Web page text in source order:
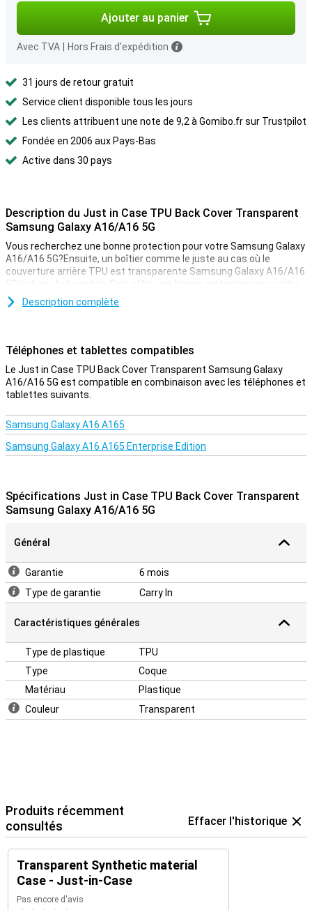
Ajouter au panier
Avec TVA Hors Frais d'expédition
31 jours de retour gratuit
Service client disponible tous les jours
Les clients attribuent une note de 9,2 à Gomibo.fr sur Trustpilot
Fondée en 2006 aux Pays-Bas
Active dans 30 pays
Description du Just in Case TPU Back Cover Transparent
Samsung Galaxy A16/A16 5G
Vous recherchez une bonne protection pour votre Samsung Galaxy
A16/A16 5G?Ensuite, un boîtier comme le juste au cas où le
couverture arrière TPU est transparente Samsung Galaxy A16/A16
5G est une belle option.Cela offre une bonne protection pour votre
téléphone.
deviennent plus petites et vous gardez votre téléphone beau plus
longtemps.
Protection et transparence
protège contre les dommages les plus courants.Tomber, bosses
et rayures.Parce que le boîtier est transparent, vous pouvez
toujours profiter de la conception de votre téléphone.Le plastique
rayures et les bosses.
Description complète
Téléphones et tablettes compatibles
Le Just in Case TPU Back Cover Transparent Samsung Galaxy
A16/A16 5G est compatible en combinaison avec les téléphones et
tablettes suivants.
Samsung Galaxy A16 A165
Samsung Galaxy A16 A165 Enterprise Edition
Spécifications Just in Case TPU Back Cover Transparent
Samsung Galaxy A16/A16 5G
Général
Garantie
6 mois
Type de garantie
Carry In
Caractéristiques générales
Type de plastique
TPU
Type
Coque
Matériau
Plastique
Couleur
Transparent
Produits récemment
consultés
Effacer l'historique
Transparent Synthetic material
Case - Just-in-Case
Pas encore d'avis